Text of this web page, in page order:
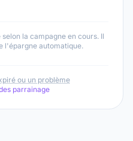
la campagne en cours. Il
l'épargne automatique.
ou un problème
parrainage